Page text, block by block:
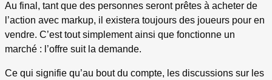
Au final, tant que des personnes seront prêtes à acheter de
l’action avec markup, il existera toujours des joueurs pour en
vendre. C’est tout simplement ainsi que fonctionne un
marché : l’offre suit la demande.
Ce qui signifie qu’au bout du compte, les discussions sur les